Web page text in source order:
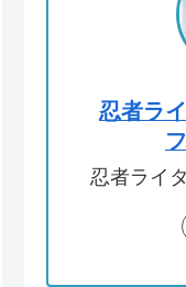
忍者ラ
忍者ライ